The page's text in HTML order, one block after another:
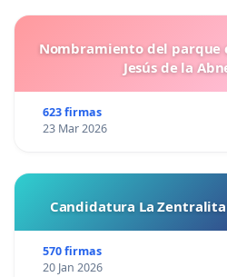
Nombramiento del parque
Jesús de la
623 firmas
23 Mar 2026
Candidatura La
570 firmas
20 Jan 2026